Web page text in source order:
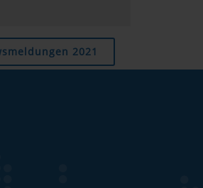
es
6
Monate
2021